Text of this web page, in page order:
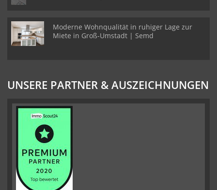
Moderne Wohnqualität in ruhiger Lage zur
Miete in Groß-Umstadt | Semd
UNSERE PARTNER & AUSZEICHNUNGEN